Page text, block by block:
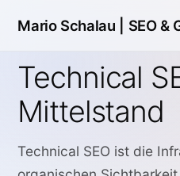
Mario Schalau | SEO &
Technical
Mittelstand
Technical SEO ist die